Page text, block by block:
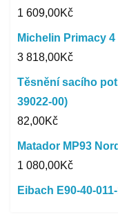
1 609,00Kč
Michelin Primacy 4
3 818,00Kč
Těsnění sacího
39022-00)
82,00Kč
Matador MP93
1 080,00Kč
Eibach E90-40-